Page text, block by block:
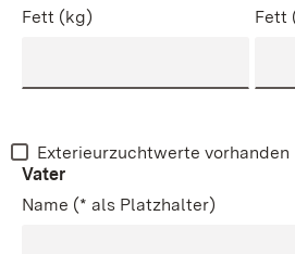
Fett (kg) Fett
Exterieurzuchtwerte vorhanden
Vater
Name (* als Platzhalter)